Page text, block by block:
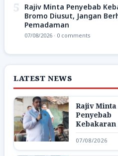
5
Rajiv Minta Penyebab
Bromo Diusut, Jangan
Pemadaman
07/08/2026 · 0 comments
LATEST NEWS
Rajiv Minta
Penyebab
Kebakaran
Diusut,
Berhenti di
07/08/2026